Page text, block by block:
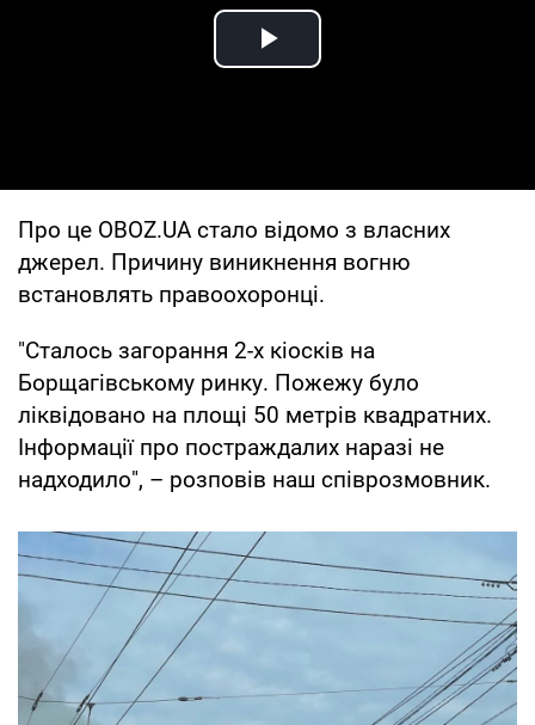
Play Video
Про це OBOZ.UA стало відомо з власних
джерел. Причину виникнення вогню
встановлять правоохоронці.
"Сталось загорання 2-х кіосків на
Борщагівському ринку. Пожежу було
ліквідовано на площі 50 метрів квадратних.
Інформації про постраждалих наразі не
надходило", – розповів наш співрозмовник.